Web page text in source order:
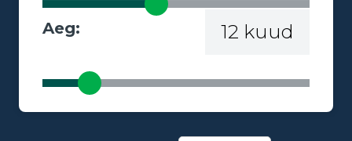
Aeg: 12 kuud